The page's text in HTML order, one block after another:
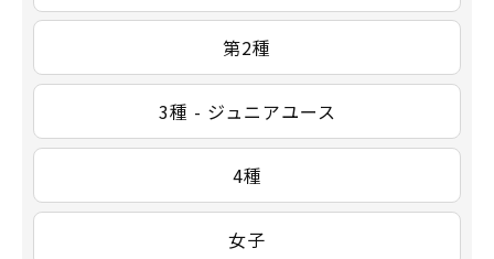
第2種
3種 - ジュニアユース
4種
女子